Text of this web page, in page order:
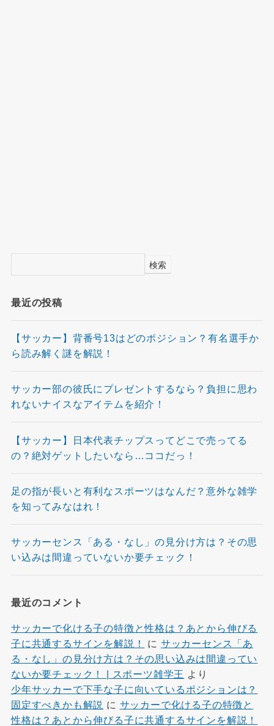
検索
最近の投稿
【サッカー】背番号13はどのポジション？有名選手か
ら読み解く謎を解説！
サッカー部の彼氏にプレゼントするなら？負担に思わ
れないナイスなアイテムを紹介！
【サッカー】日本代表チップスってどこで売ってる
の？絶対ゲットしたいなら…ココだっ！
足の指が長いと有利なスポーツはなんだ？意外な雑学
を知ってみなはれ！
サッカーセンス「ある・なし」の見分け方は？その思
い込みは間違っていないか要チェック！
最近のコメント
サッカーで化ける子の特徴と性格は？あとから伸びる
子に共通するサインを解説！
に サッカーセンス「あ
る・なし」の見分け方は？その思い込みは間違ってい
ないか要チェック！ | スポーツ雑学王
より
少年サッカーで下手な子に向いているポジションは？
固定すべきかも解説 に サッカーで化ける子の特徴と
性格は？あとから伸びる子に共通するサインを解説！